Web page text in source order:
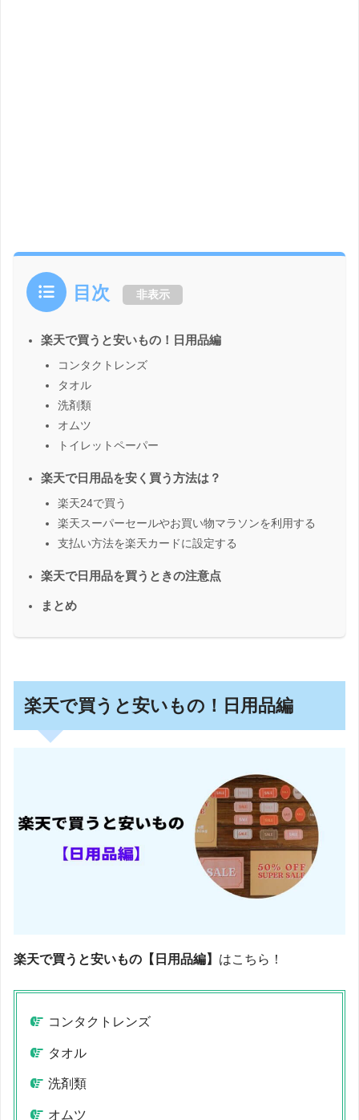
目次 非表示
楽天で買うと安いもの！日用品編
コンタクトレンズ
タオル
洗剤類
オムツ
トイレットペーパー
楽天で日用品を安く買う方法は？
楽天24で買う
楽天スーパーセールやお買い物マラソンを利用する
支払い方法を楽天カードに設定する
楽天で日用品を買うときの注意点
まとめ
楽天で買うと安いもの！日用品編
楽天で買うと安いもの【日用品編】 はこちら！
コンタクトレンズ
タオル
洗剤類
オムツ